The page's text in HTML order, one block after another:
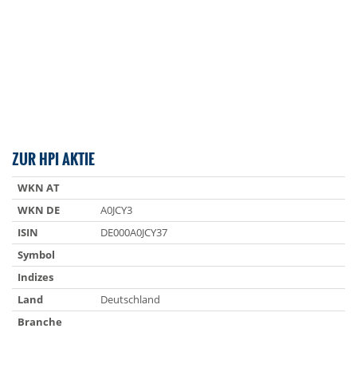
ZUR HPI AKTIE
WKN AT
WKN DE
A0JCY3
ISIN
DE000A0JCY37
Symbol
Indizes
Land
Deutschland
Branche